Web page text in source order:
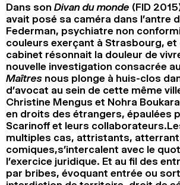
2025
2024
2023
2022
2021
2020
RECHERCHE
Dans son Divan du monde (FID
avait posé sa caméra dans l’antre
Federman, psychiatre non
couleurs exerçant à Strasbourg, et
cabinet résonnait la douleur de
nouvelle investigation consacrée
Maîtres nous plonge à huis-clos
d’avocat au sein de cette même
Christine Mengus et Nohra
en droits des étrangers, épaulées
Scarinoff et leurs
multiples cas, attristants,
comiques,s’intercalent avec le
l’exercice juridique. Et au fil des
par bribes, évoquant entrée ou